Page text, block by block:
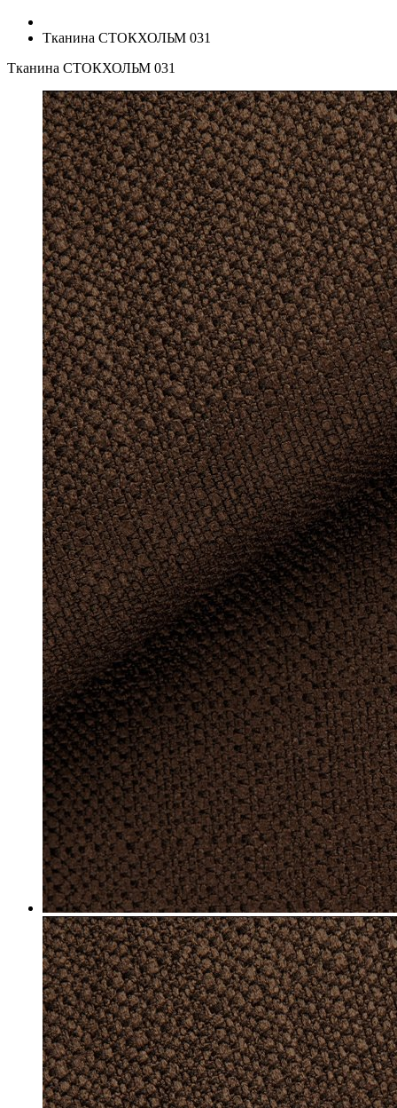
Тканина СТОКХОЛЬМ 031
Тканина СТОКХОЛЬМ 031